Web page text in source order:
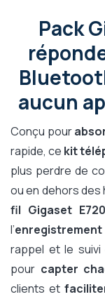
Pack
aucun
Conçu pour
rapide, ce kit
plus perdre de
ou en dehors des
fil Gigaset
l’
rappel et le suivi
pour capter
clients et